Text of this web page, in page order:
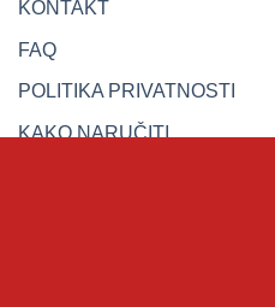
KONTAKT
FAQ
POLITIKA PRIVATNOSTI
KAKO NARUČITI